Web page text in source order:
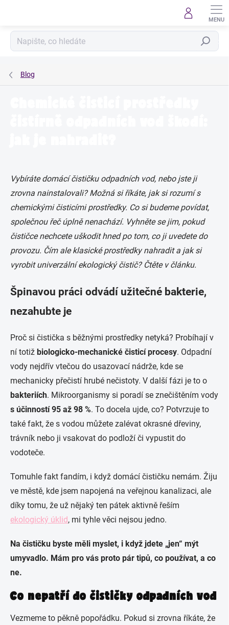
Hledat
Blog
Vybíráte domácí čističku odpadních vod, nebo jste ji
zrovna nainstalovali? Možná si říkáte, jak si rozumí s
chemickými čisticími prostředky. Co si budeme povídat,
společnou řeč úplně nenachází. Vyhněte se jim, pokud
čističce nechcete uškodit hned po tom, co ji uvedete do
provozu. Čím ale klasické prostředky nahradit a jak si
vyrobit univerzální ekologický čistič? Čtěte v článku.
Špinavou práci odvádí užitečné bakterie,
nezahubte je
Proč si čistička s běžnými prostředky netyká? Probíhají v
ní totiž biologicko-mechanické čisticí procesy. Odpadní
vody nejdřív vtečou do usazovací nádrže, kde se
mechanicky přečistí hrubé nečistoty. V další fázi je to o
bakteriích. Mikroorganismy si poradí se znečištěním vody
s účinností 95 až 98 %. To docela ujde, co? Potvrzuje to
také fakt, že s vodou můžete zalévat okrasné dřeviny,
trávník nebo ji vsakovat do podloží či vypustit do
vodoteče.
Tomuhle fakt fandím, i když domácí čističku nemám. Žiju
ve městě, kde jsem napojená na veřejnou kanalizaci, ale
díky tomu, že už nějaký ten pátek aktivně řeším
ekologický úklid, mi tyhle věci nejsou jedno.
Na čističku byste měli myslet, i když jdete „jen“ mýt
umyvadlo. Mám pro vás proto pár tipů, co používat, a co
ne.
Co nepatří do čističky odpadních vod
Vezmeme to pěkně popořádku. Pokud si zrovna říkáte, že